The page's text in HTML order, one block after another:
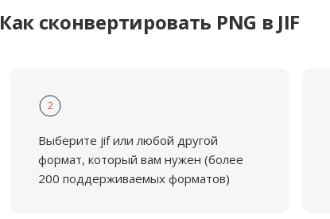
Как сконвертировать PNG в JIF
2
Выберите jif или любой другой
формат, который вам нужен (более
200 поддерживаемых форматов)